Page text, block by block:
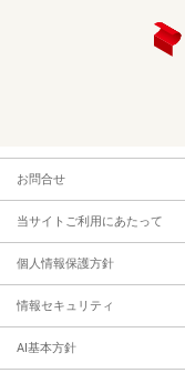
お問合せ
当サイトご利用にあたって
個人情報保護方針
情報セキュリティ
AI基本方針